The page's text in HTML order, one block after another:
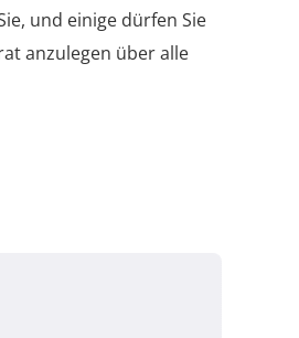
und einige dürfen Sie
anzulegen über alle